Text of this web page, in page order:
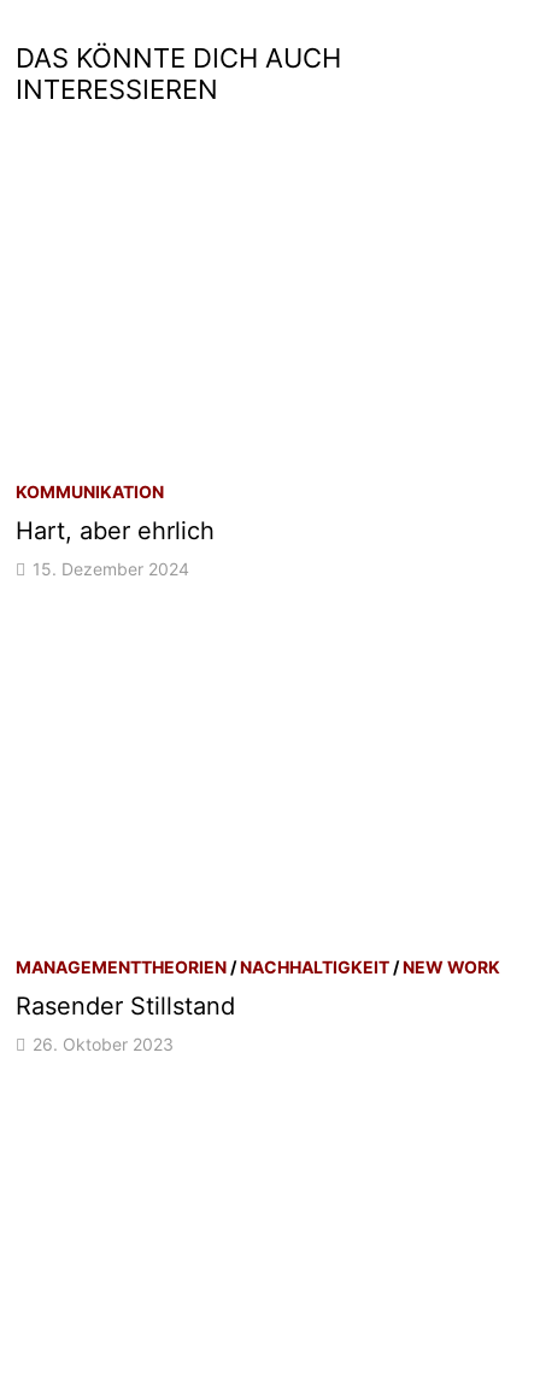
DAS KÖNNTE DICH AUCH
INTERESSIEREN
KOMMUNIKATION
Hart, aber ehrlich
15. Dezember 2024
MANAGEMENTTHEORIEN /NACHHALTIGKEIT /NEW WORK
Rasender Stillstand
26. Oktober 2023